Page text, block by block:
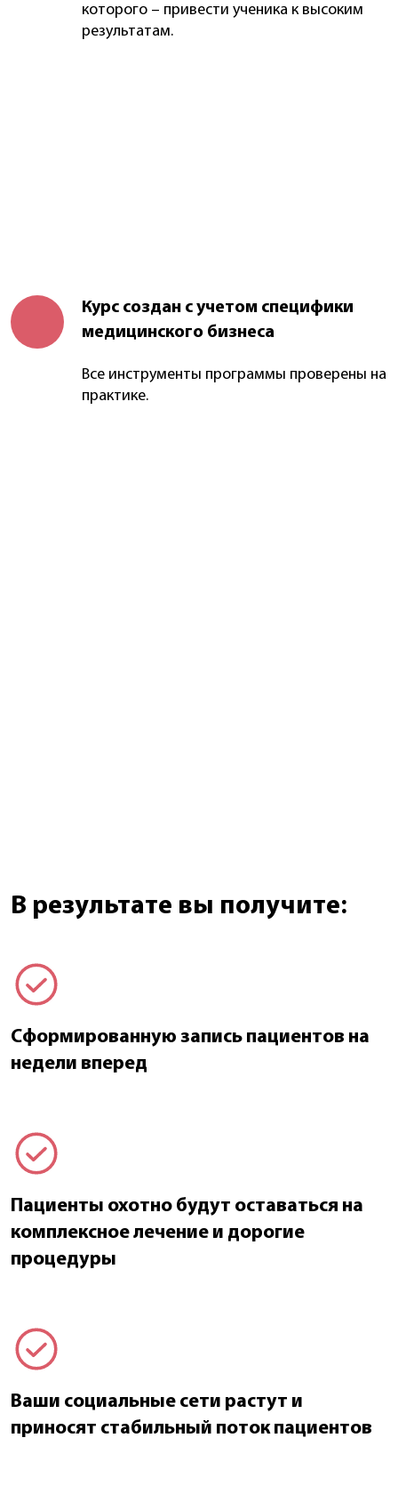
которого – привести ученика к высоким
результатам.
Курс создан с учетом специфики
медицинского бизнеса
Все инструменты программы проверены на
практике.
В результате вы получите:
Сформированную запись пациентов на
недели вперед
Пациенты охотно будут оставаться на
комплексное лечение и дорогие
процедуры
Ваши социальные сети растут и
приносят стабильный поток пациентов